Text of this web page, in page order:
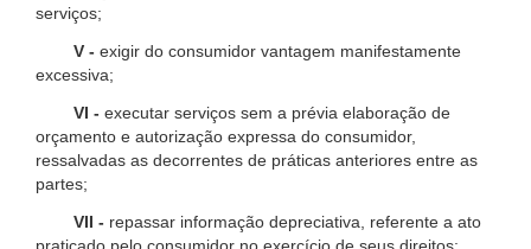
serviços;
V - exigir do consumidor vantagem manifestamente
excessiva;
VI - executar serviços sem a prévia elaboração de
orçamento e autorização expressa do consumidor,
ressalvadas as decorrentes de práticas anteriores entre as
partes;
VII - repassar informação depreciativa, referente a ato